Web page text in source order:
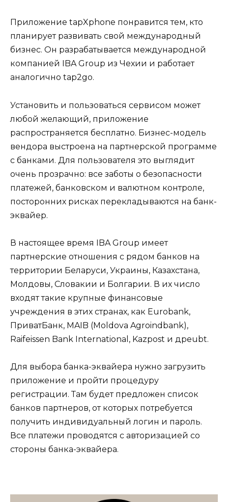
Приложение tapXphone понравится тем, кто
планирует развивать свой международный
бизнес. Он разрабатывается международной
компанией IBA Group из Чехии и работает
аналогично tap2go.
Установить и пользоваться сервисом может
любой желающий, приложение
распространяется бесплатно. Бизнес-модель
вендора выстроена на партнерской программе
с банками. Для пользователя это выглядит
очень прозрачно: все заботы о безопасности
платежей, банковском и валютном контроле,
посторонних рисках перекладываются на банк-
эквайер.
В настоящее время IBA Group имеет
партнерские отношения с рядом банков на
территории Беларуси, Украины, Казахстана,
Молдовы, Словакии и Болгарии. В их число
входят такие крупные финансовые
учреждения в этих странах, как Eurobank,
ПриватБанк, MAIB (Moldova Agroindbank),
Raifeissen Bank International, Kazpost и дрeubt.
Для выбора банка-эквайера нужно загрузить
приложение и пройти процедуру
регистрации. Там будет предложен список
банков партнеров, от которых потребуется
получить индивидуальный логин и пароль.
Все платежи проводятся с авторизацией со
стороны банка-эквайера.